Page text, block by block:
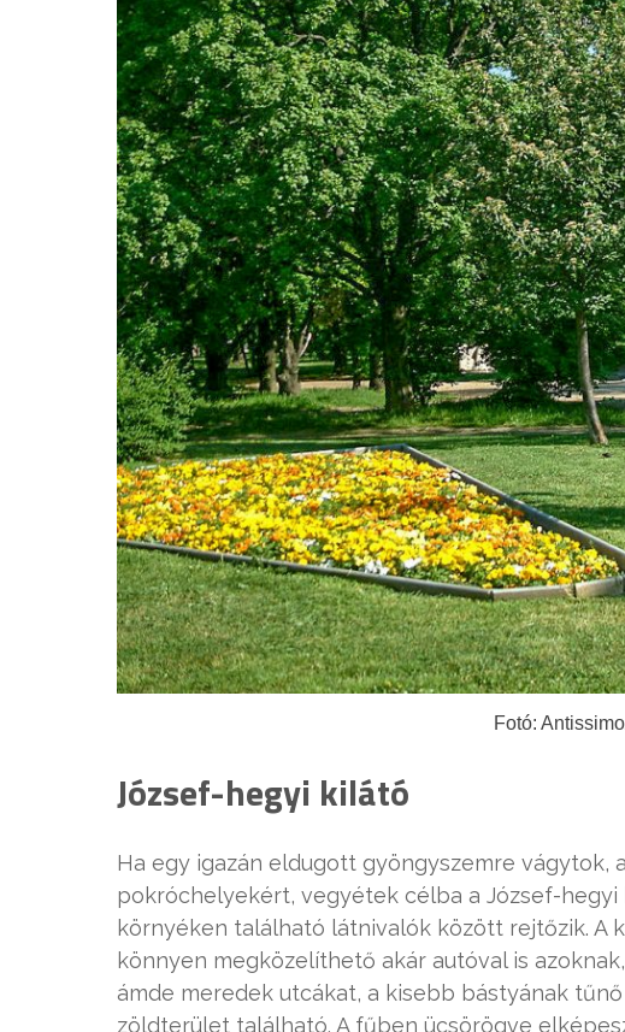
Fotó:
József-hegyi kilátó
Ha egy igazán eldugott gyöngyszemre vágytok,
pokróchelyekért, vegyétek célba a József-
környéken található látnivalók között rejtőzik. A
könnyen megközelíthető akár autóval is
ámde meredek utcákat, a kisebb bástyának
zöldterület található. A fűben ücsörögve